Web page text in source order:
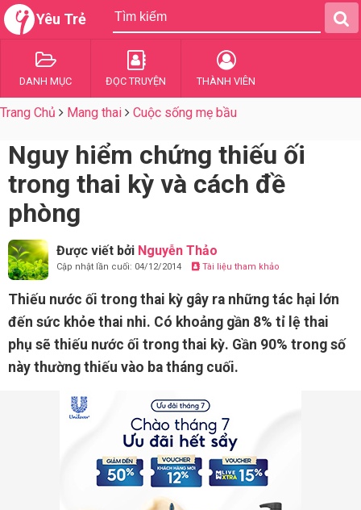
Yêu Trẻ
DANH MỤC ĐỌC TRUYỆN THÀNH VIÊN
Trang Chủ Mang thai Cuộc sống mẹ bầu
Nguy hiểm chứng thiếu ối
trong thai kỳ và cách đề
phòng
Được viết bởi Nguyễn Thảo
Cập nhật lần cuối: 04/12/2014 Tài liệu tham khảo
Thiếu nước ối trong thai kỳ gây ra những tác hại lớn
đến sức khỏe thai nhi. Có khoảng gần 8% tỉ lệ thai
phụ sẽ thiếu nước ối trong thai kỳ. Gần 90% trong số
này thường thiếu vào ba tháng cuối.